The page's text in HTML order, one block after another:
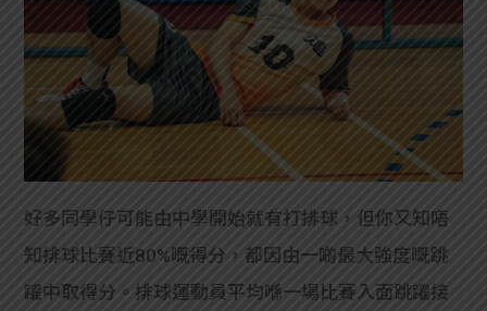
好多同學仔可能由中學開始就有打排球，但你又知唔
知排球比賽近80%嘅得分，都因由一啲最大強度嘅跳
躍中取得分。排球運動員平均喺一場比賽入面跳躍接